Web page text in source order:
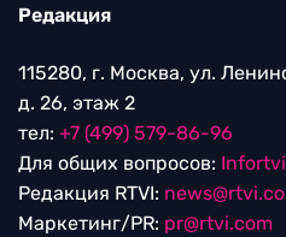
Редакция
115280, г. Москва, ул.
д. 26, этаж 2
тел: +7 (499) 579-86-96
Для общих вопросов:
Редакция RTVI:
Маркетинг/PR: pr@rtvi.com